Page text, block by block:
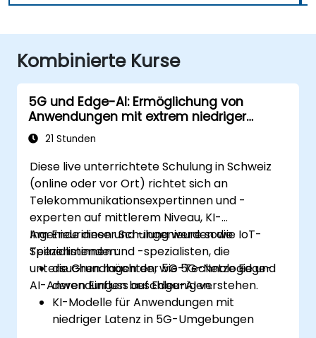
Kombinierte Kurse
5G und Edge-AI: Ermöglichung von
Anwendungen mit extrem niedriger
Latenz21 Stunden
Diese live unterrichtete Schulung in Schweiz
(online oder vor Ort) richtet sich an
Telekommunikationsexpertinnen und -
experten auf mittlerem Niveau, KI-
Ingenieurinnen und -ingenieure sowie IoT-
Spezialistinnen und -spezialisten, die
untersuchen möchten, wie 5G-Netze Edge-
AI-Anwendungen beschleunigen.
Am Ende dieser Schulung werden die
Teilnehmenden:
die Grundlagen der 5G-Technologie und
deren Einfluss auf Edge-AI verstehen.
KI-Modelle für Anwendungen mit
niedriger Latenz in 5G-Umgebungen